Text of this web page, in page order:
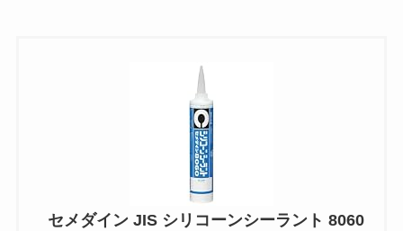
セメダイン JIS シリコーンシーラント 8060